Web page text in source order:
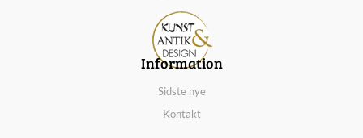
Information
Sidste nye
Kontakt